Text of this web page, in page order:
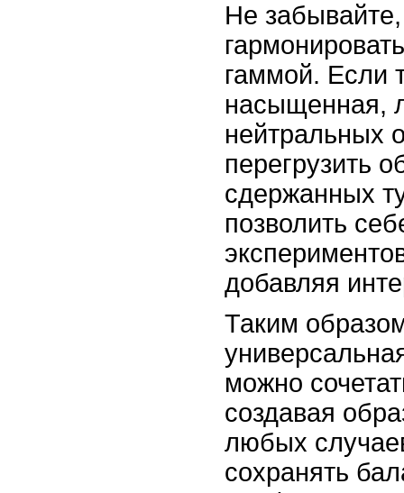
Не
гаммой. Если
насыщенная,
нейтральных
перегрузить
сдержанных
позволить
добавляя
Таким
можно
создавая
любых
сохранять